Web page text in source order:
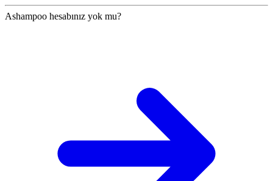
Ashampoo hesabınız yok mu?